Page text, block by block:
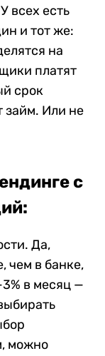
всех есть
и тот же:
на
платят
срок
займ. Или не
с
Да,
чем в банке,
в месяц —
можно